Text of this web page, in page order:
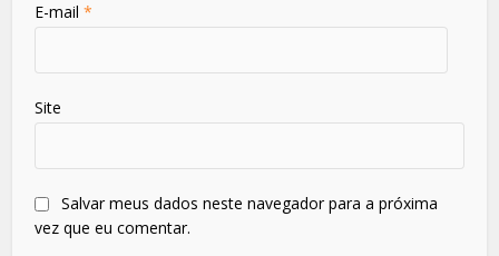
E-mail*
Site
Salvar meus dados neste navegador para a próxima
vez que eu comentar.